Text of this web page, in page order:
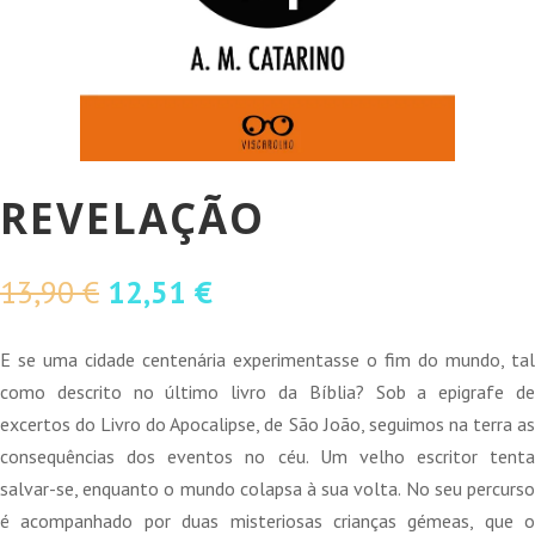
REVELAÇÃO
13,90€ O
original
era:
13,90 €.
12,51 €O
atual
é:
12,51 €.
E se uma cidade centenária experimentasse o fim do mundo, tal
como descrito no último livro da Bíblia? Sob a epigrafe de
excertos do Livro do Apocalipse, de São João, seguimos na terra as
consequências dos eventos no céu. Um velho escritor tenta
salvar-se, enquanto o mundo colapsa à sua volta. No seu percurso
é acompanhado por duas misteriosas crianças gémeas, que o